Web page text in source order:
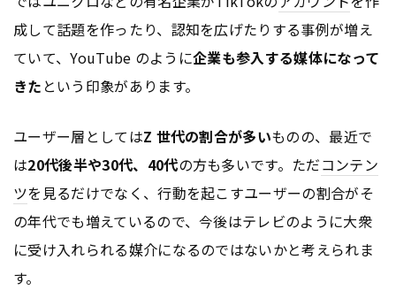
成して話題を作ったり、認知を広げたりする事例が増え
ていて、YouTube のように企業も参入する媒体になって
きた という印象があります。
ユーザー層としてはZ 世代の割合が多いものの、最近で
は20代後半や30代、40代の方も多いです。ただコンテン
ツを見るだけでなく、行動を起こすユーザーの割合がそ
の年代でも増えているので、今後はテレビのように大衆
に受け入れられる媒介になるのではないかと考えられま
す。